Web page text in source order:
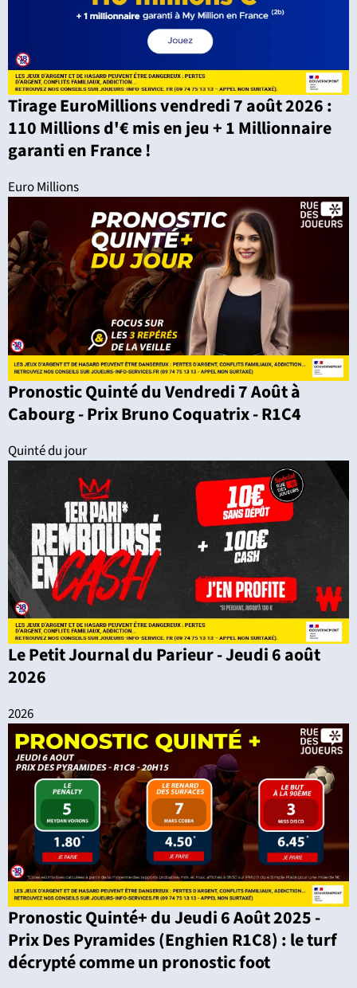
Tirage EuroMillions vendredi 7 août 2026 :
110 Millions d'€ mis en jeu + 1 Millionnaire
garanti en France !
Euro Millions
Pronostic Quinté du Vendredi 7 Août à
Cabourg - Prix Bruno Coquatrix - R1C4
Quinté du jour
Le Petit Journal du Parieur - Jeudi 6 août
2026
2026
Pronostic Quinté+ du Jeudi 6 Août 2025 -
Prix Des Pyramides (Enghien R1C8) : le turf
décrypté comme un pronostic foot